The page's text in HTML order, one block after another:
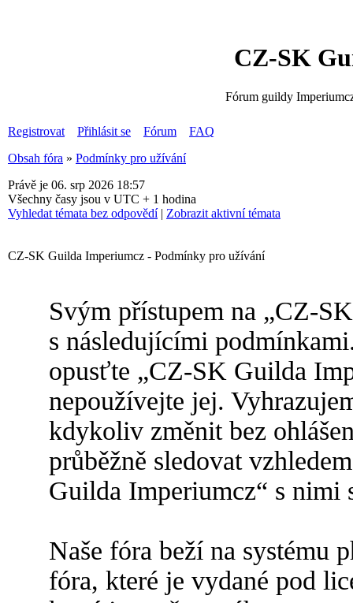
CZ-SK
Fórum guildy
Registrovat Přihlásit se Fórum
FAQ
Obsah fóra » Podmínky pro užívání
Právě je 06. srp 2026 18:57
Všechny časy jsou v UTC + 1 hodina
Vyhledat témata bez odpovědí| Zobrazit aktivní témata
CZ-SK Guilda Imperiumcz - Podmínky pro užívání
Svým přístupem na „CZ-
s následujícími
opusťte „CZ-SK Guilda
nepoužívejte jej.
kdykoliv změnit bez
průběžně sledovat
Guilda Imperiumcz“ s nimi
Naše fóra beží na systému
fóra, které je vydané pod